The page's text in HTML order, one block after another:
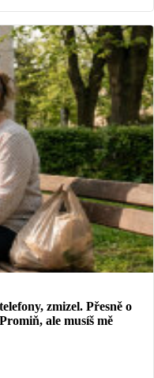
zmizel. Přesně o
ale musíš mě